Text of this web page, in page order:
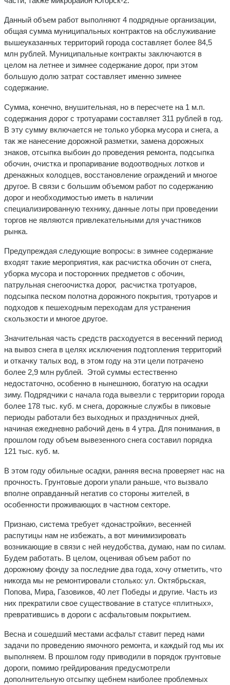
Данный объем работ выполняют 4 подрядные организации,
общая сумма муниципальных контрактов на обслуживание
вышеуказанных территорий города составляет более 84,5
млн рублей. Муниципальные контракты заключаются в
целом на летнее и зимнее содержание дорог, при этом
большую долю затрат составляет именно зимнее
содержание.
Сумма, конечно, внушительная, но в пересчете на 1 м.п.
содержания дорог с тротуарами составляет 311 рублей в год.
В эту сумму включается не только уборка мусора и снега, а
так же нанесение дорожной разметки, замена дорожных
знаков, отсыпка выбоин до проведения ремонта, подсыпка
обочин, очистка и пропаривание водоотводных лотков и
дренажных колодцев, восстановление ограждений и многое
другое. В связи с большим объемом работ по содержанию
дорог и необходимостью иметь в наличии
специализированную технику, данные лоты при проведении
торгов не являются привлекательными для участников
рынка.
Предупреждая следующие вопросы: в зимнее содержание
входят такие мероприятия, как расчистка обочин от снега,
уборка мусора и посторонних предметов с обочин,
патрульная снегоочистка дорог, расчистка тротуаров,
подсыпка песком полотна дорожного покрытия, тротуаров и
подходов к пешеходным переходам для устранения
скользкости и многое другое.
Значительная часть средств расходуется в весенний период
на вывоз снега в целях исключения подтопления территорий
и откачку талых вод, в этом году на эти цели потрачено
более 2,9 млн рублей. Этой суммы естественно
недостаточно, особенно в нынешнюю, богатую на осадки
зиму. Подрядчики с начала года вывезли с территории города
более 178 тыс. куб. м снега, дорожные службы в пиковые
периоды работали без выходных и праздничных дней,
начиная ежедневно рабочий день в 4 утра. Для понимания, в
прошлом году объем вывезенного снега составил порядка
121 тыс. куб. м.
В этом году обильные осадки, ранняя весна проверяет нас на
прочность. Грунтовые дороги упали раньше, что вызвало
вполне оправданный негатив со стороны жителей, в
особенности проживающих в частном секторе.
Признаю, система требует «донастройки», весенней
распутицы нам не избежать, а вот минимизировать
возникающие в связи с ней неудобства, думаю, нам по силам.
Будем работать. В целом, оценивая объем работ по
дорожному фонду за последние два года, хочу отметить, что
никогда мы не ремонтировали столько: ул. Октябрьская,
Попова, Мира, Газовиков, 40 лет Победы и другие. Часть из
них прекратили свое существование в статусе «плитных»,
превратившись в дороги с асфальтовым покрытием.
Весна и сошедший местами асфальт ставит перед нами
задачи по проведению ямочного ремонта, и каждый год мы их
выполняем. В прошлом году приводили в порядок грунтовые
дороги, помимо грейдирования предусмотрели
дополнительную отсыпку щебнем наиболее проблемных